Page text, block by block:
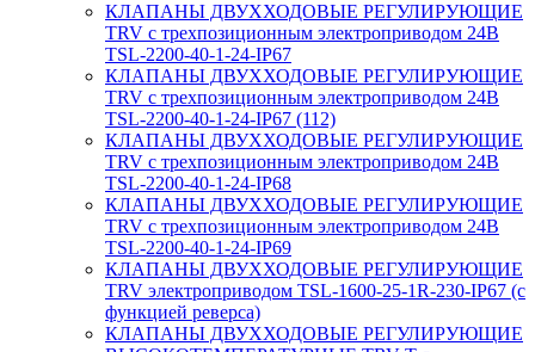
КЛАПАНЫ ДВУХХОДОВЫЕ РЕГУЛИРУЮЩИЕ
TRV с трехпозиционным электроприводом 24В
TSL-2200-40-1-24-IP67
КЛАПАНЫ ДВУХХОДОВЫЕ РЕГУЛИРУЮЩИЕ
TRV с трехпозиционным электроприводом 24В
TSL-2200-40-1-24-IP67 (112)
КЛАПАНЫ ДВУХХОДОВЫЕ РЕГУЛИРУЮЩИЕ
TRV с трехпозиционным электроприводом 24В
TSL-2200-40-1-24-IP68
КЛАПАНЫ ДВУХХОДОВЫЕ РЕГУЛИРУЮЩИЕ
TRV с трехпозиционным электроприводом 24В
TSL-2200-40-1-24-IP69
КЛАПАНЫ ДВУХХОДОВЫЕ РЕГУЛИРУЮЩИЕ
TRV электроприводом TSL-1600-25-1R-230-IP67 (с
функцией реверса)
КЛАПАНЫ ДВУХХОДОВЫЕ РЕГУЛИРУЮЩИЕ